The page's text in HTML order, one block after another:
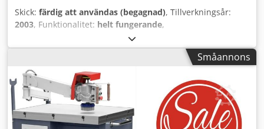
Skick: färdig att användas (begagnad), Tillverkningsår:
2003, Funktionalitet: helt fungerande,
0312101
totalvikt:3 000 kg, effekt:32 kW (43,51 hk), TEKNISKA
DETALJER Antal stationer: 1 st Stationstyp: Bandslipmaskin
Maximal arbetsbredd: 550 mm MASKINDETALJER Effekt: 32
kW Styrning: Konventionell Bearbetningsmetod:
Torrslipning Cjdpfxszrmqqs Am Rorf Mått och vikt Mått (L x
B x H): 1 700 x 2 700 x 2 900 mm Vikt (utan last): 3 000 kg
Transportförpackningar: 2 st UTRUSTNING CE-märkning
Småannons